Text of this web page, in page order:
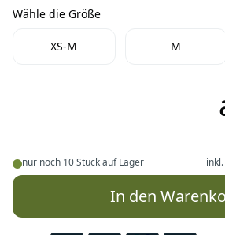
Wähle die Größe
XS-M M
nur noch 10 Stück auf Lager
In den